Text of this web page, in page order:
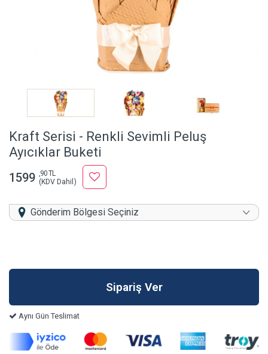
Kraft Serisi - Renkli Sevimli Peluş
Ayıcıklar Buketi
1599 ,90 TL
(KDV Dahil)
Gönderim Bölgesi Seçiniz
Aynı Gün Teslimat